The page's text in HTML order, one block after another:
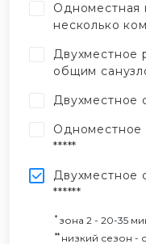
Одноместная
несколько
Двухместное
общим
Двухместное
Одноместное
*****
Двухместное
******
* зона 2 - 20-35
** низкий сезон -